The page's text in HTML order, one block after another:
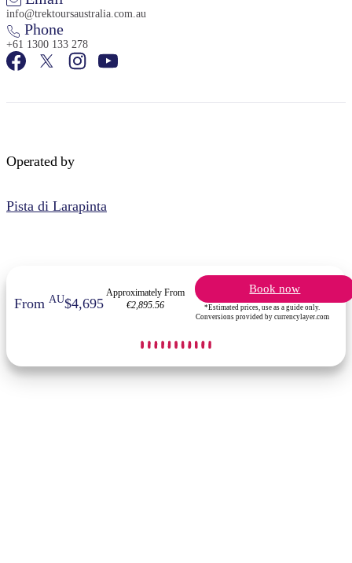
info@trektoursaustralia.com.au
Phone
+61 1300 133 278
Operated by
Pista di Larapinta
FromAU$4,695
Approximately From
€2,895.56
Book now
*Estimated prices, use as a guide only.
Conversions provided by currencylayer.com